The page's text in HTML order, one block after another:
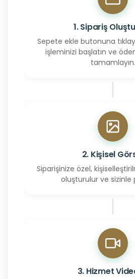
1. Sipariş
Sepete ekle butonuna
işleminizi başlatın ve
tamamlayın.
2. Kişisel
Siparişinize özel,
oluşturulur ve sizinle
3. Hizmet